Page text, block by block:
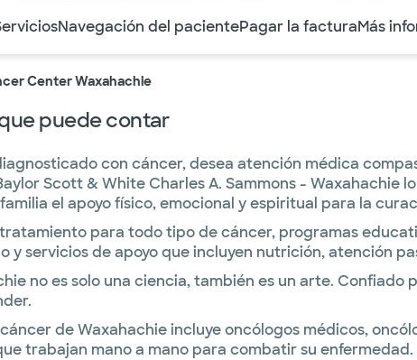
Navegación del pacientePagar la facturaMás
Center Waxahachie
puede contar
con cáncer, desea atención médica
Scott & White Charles A. Sammons - Waxahachie
el apoyo físico, emocional y espiritual para la
para todo tipo de cáncer, programas
y servicios de apoyo que incluyen nutrición, atención
no es solo una ciencia, también es un arte.
de Waxahachie incluye oncólogos médicos,
trabajan mano a mano para combatir su enfermedad.